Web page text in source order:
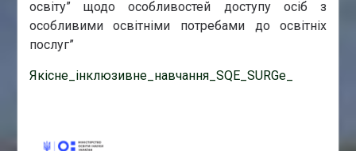
освіту” щодо особливостей доступу осіб з
особливими освітніми потребами до освітніх
послуг”
Якісне_інклюзивне_навчання_SQE_SURGe_